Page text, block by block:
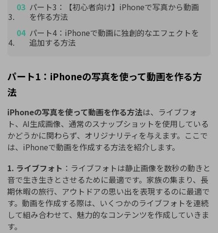
パート3：【初心者向け】iPhoneで写真から動画
を作る方法
パート4：iPhoneで動画に独創的なエフェクトを
追加する方法
パート1：iPhoneの写真を使って動画を作る方
法
iPhoneの写真を使って動画を作る方法は、ライブフォ
ト、AI生成画像、通常のスナップショットを使用している
かどうかに関わらず、オリジナリティを与えます。ここで
は、iPhoneで動画を作成する方法を紹介します。
1. ライブフォト ：ライブフォトは静止画像を数秒の動きと
音で生き生きとさせるために最適です。家族の集まり、長
期休暇の旅行、アウトドアの思い出を表現するのに最適で
す。動画を作成する際は、いくつかのライブフォトを連続
して組み合わせて、魅力的なコンテンツを作成していきま
す。